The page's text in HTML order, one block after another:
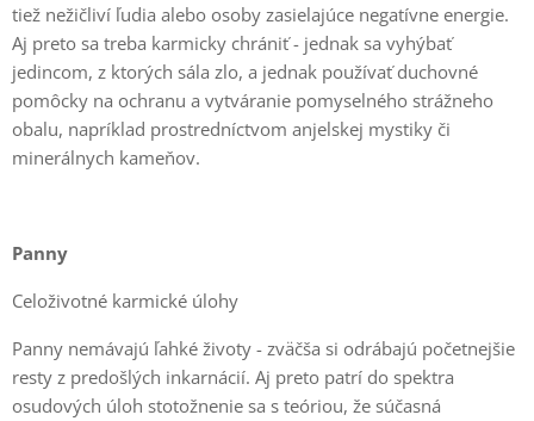
tiež nežičliví ľudia alebo osoby zasielajúce negatívne energie.
Aj preto sa treba karmicky chrániť - jednak sa vyhýbať
jedincom, z ktorých sála zlo, a jednak používať duchovné
pomôcky na ochranu a vytváranie pomyselného strážneho
obalu, napríklad prostredníctvom anjelskej mystiky či
minerálnych kameňov.
Panny
Celoživotné karmické úlohy
Panny nemávajú ľahké životy - zväčša si odrábajú početnejšie
resty z predošlých inkarnácií. Aj preto patrí do spektra
osudových úloh stotožnenie sa s teóriou, že súčasná